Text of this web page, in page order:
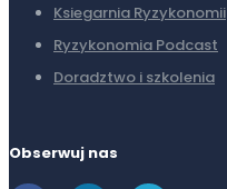
Ksiegarnia Ryzykonomii
Ryzykonomia Podcast
Doradztwo i szkolenia
Obserwuj nas